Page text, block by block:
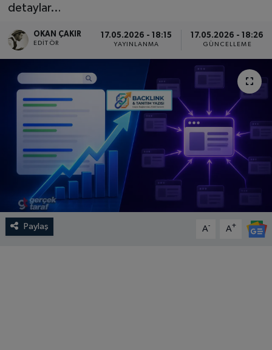
detaylar…
OKAN ÇAKIR
EDITÖR
17.05.2026 - 18:15
YAYINLANMA
17.05.2026 - 18:26
GÜNCELLEME
Paylaş A- A+
YEMEK